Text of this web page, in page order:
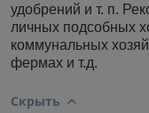
удобрений и т. п.
личных подсобных
коммунальных
фермах и т.д.
Скрыть